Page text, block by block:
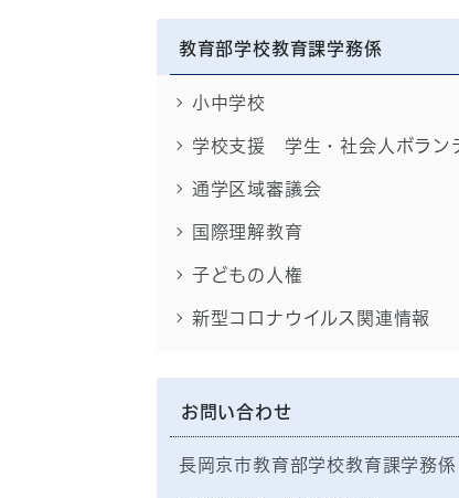
教育部学校教育課学務係
小中学校
学校支援 学生・社会人ボラン
通学区域審議会
国際理解教育
子どもの人権
新型コロナウイルス関連情報
お問い合わせ
長岡京市教育部学校教育課学務係